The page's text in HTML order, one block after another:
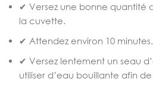
✔ Versez une bonne quantité
la cuvette.
✔ Attendez environ 10 minutes.
✔ Versez lentement un seau
utiliser d’eau bouillante afin